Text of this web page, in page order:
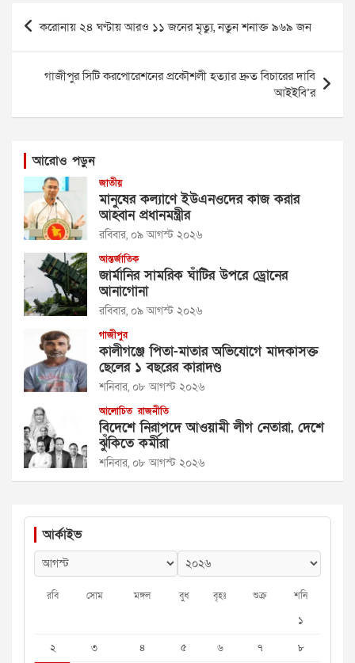
Post
navigation
করোনায় ২৪ ঘণ্টায় আরও ১১ জনের মৃত্যু, নতুন শনাক্ত ৯৬৯ জন
গাজীপুর সিটি করপোরেশনের প্রকৌশলী হত্যার দ্রুত বিচারের দাবি
আইইবি’র
আরোও পড়ুন
জাতীয়
মানুষের কল্যাণে ইউএনওদের কাজ করার
আহ্বান প্রধানমন্ত্রীর
রবিবার, ০৯ আগস্ট ২০২৬
আন্তর্জাতিক
জার্মানির সামরিক ঘাঁটির উপরে ড্রোনের
আনাগোনা
রবিবার, ০৯ আগস্ট ২০২৬
গাজীপুর
কালীগঞ্জে পিতা-মাতার অভিযোগে মাদকাসক্ত
ছেলের ১ বছরের কারাদণ্ড
শনিবার, ০৮ আগস্ট ২০২৬
আলোচিত রাজনীতি
বিদেশে নিরাপদে আওয়ামী লীগ নেতারা, দেশে
ঝুঁকিতে কর্মীরা
শনিবার, ০৮ আগস্ট ২০২৬
আর্কাইভ
রবি সোম মঙ্গল বুধ বৃহঃ শুক্র শনি
১
২
৩ ৪ ৫ ৬ ৭ ৮